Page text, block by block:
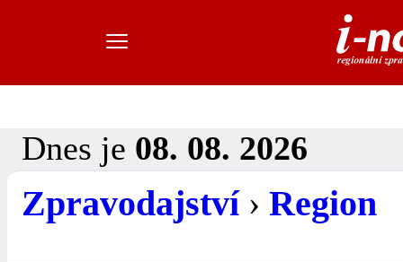
Dnes je 08. 08. 2026
Zpravodajství› Region